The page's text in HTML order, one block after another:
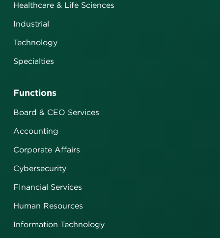
Healthcare & Life Sciences
Industrial
Technology
Specialties
Functions
Board & CEO Services
Accounting
Corporate Affairs
Cybersecurity
FInancial Services
Human Resources
Information Technology